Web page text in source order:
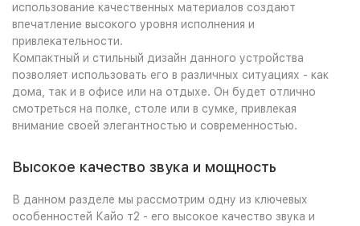
использование качественных материалов создают
впечатление высокого уровня исполнения и
привлекательности.
Компактный и стильный дизайн данного устройства
позволяет использовать его в различных ситуациях - как
дома, так и в офисе или на отдыхе. Он будет отлично
смотреться на полке, столе или в сумке, привлекая
внимание своей элегантностью и современностью.
Высокое качество звука и мощность
В данном разделе мы рассмотрим одну из ключевых
особенностей Кайо т2 - его высокое качество звука и